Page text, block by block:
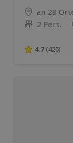
Standort
an 28
Anzahl der
2 Pers.
4.7 von 5
4.7 (426)